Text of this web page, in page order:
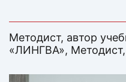
Методист, автор
«ЛИНГВА»,
кафедры